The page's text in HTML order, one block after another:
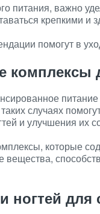
питания, важно
крепкими и
помогут в
случаях
и улучшения их
которые
вещества,
ногтей для